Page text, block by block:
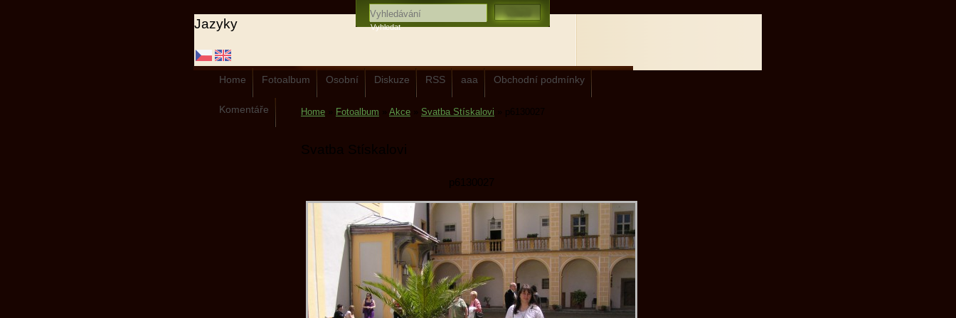
Jazyky
Home Fotoalbum Osobní Diskuze RSS aaa Obchodní podmínky
Komentáře Home Fotoalbum Akce Svatba Stískalovi p6130027
Svatba Stískalovi
p6130027